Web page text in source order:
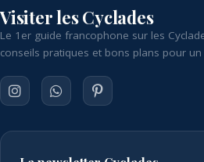
Visiter les Cyclades
Le 1er guide francophone sur les
conseils pratiques et bons plans pour